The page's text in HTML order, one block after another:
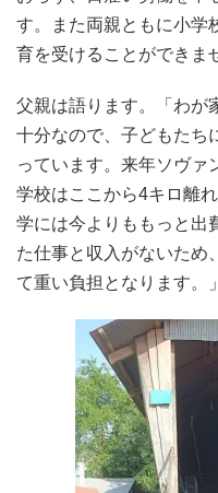
す。また両親ともに小学
育を受けることができま
父親は語ります。「わが
十分なので、子どもたち
っています。来年ソヴァ
学校はここから4キロ離
学には今よりももっと出
た仕事と収入がないため
て重い負担となります。」